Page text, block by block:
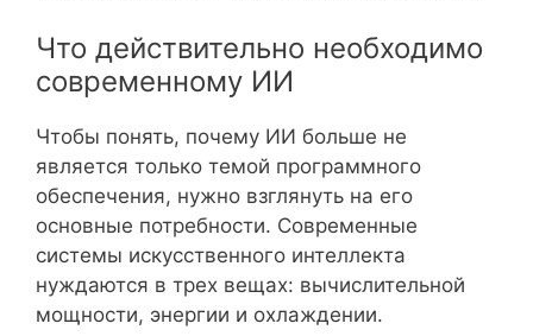
Что действительно необходимо
современному ИИ
Чтобы понять, почему ИИ больше не
является только темой программного
обеспечения, нужно взглянуть на его
основные потребности. Современные
системы искусственного интеллекта
нуждаются в трех вещах: вычислительной
мощности, энергии и охлаждении.